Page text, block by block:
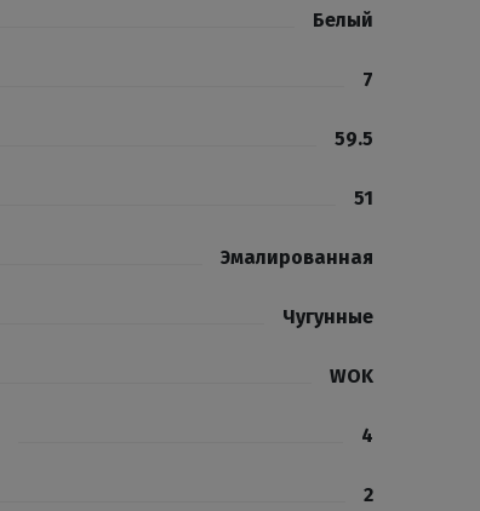
Белый
7
59.5
51
Эмалированная
Чугунные
WOK
4
2